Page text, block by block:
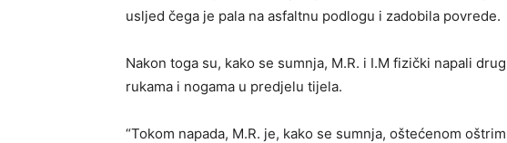
usljed čega je pala na asfaltnu podlogu i zadobila povrede.
Nakon toga su, kako se sumnja, M.R. i I.M fizički napali
rukama i nogama u predjelu tijela.
“Tokom napada, M.R. je, kako se sumnja, oštećenom